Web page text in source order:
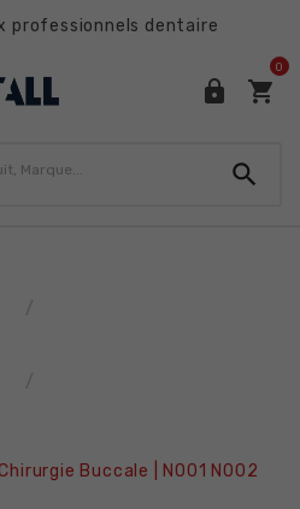
professionnels dentaire
 
0

Buccale | N001 N002